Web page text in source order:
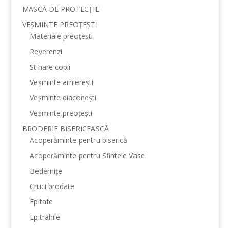
MASCĂ DE PROTECȚIE
VEȘMINTE PREOȚEȘTI
Materiale preoțești
Reverenzi
Stihare copii
Veșminte arhierești
Veșminte diaconești
Veșminte preoțești
BRODERIE BISERICEASCĂ
Acoperăminte pentru biserică
Acoperăminte pentru Sfintele Vase
Bedernițe
Cruci brodate
Epitafe
Epitrahile